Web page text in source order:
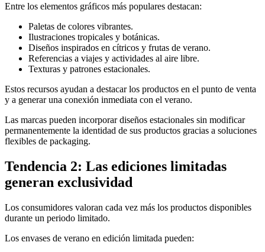
Entre los elementos gráficos más populares destacan:
Paletas de colores vibrantes.
Ilustraciones tropicales y botánicas.
Diseños inspirados en cítricos y frutas de verano.
Referencias a viajes y actividades al aire libre.
Texturas y patrones estacionales.
Estos recursos ayudan a destacar los productos en el punto de venta
y a generar una conexión inmediata con el verano.
Las marcas pueden incorporar diseños estacionales sin modificar
permanentemente la identidad de sus productos gracias a soluciones
flexibles de packaging.
Tendencia 2: Las ediciones limitadas
generan exclusividad
Los consumidores valoran cada vez más los productos disponibles
durante un periodo limitado.
Los envases de verano en edición limitada pueden: